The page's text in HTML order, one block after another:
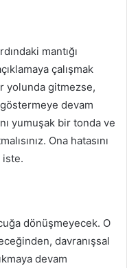
mantığı
çalışmak
yolunda gitmezse,
devam
yumuşak bir tonda ve
Ona hatasını
iste.
dönüşmeyecek. O
davranışsal
devam